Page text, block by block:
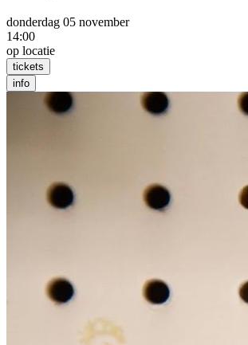
donderdag 05 november
14:00
op locatie
tickets
info